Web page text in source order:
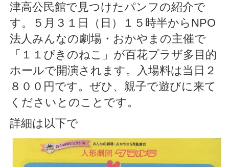
津高公民館で見つけたパンフの紹介で
す。５月３１日（日）１５時半からNPO
法人みんなの劇場・おかやまの主催で
「１１ぴきのねこ」が百花プラザ多目的
ホールで開演されます。入場料は当日２
８００円です。ぜひ、親子で遊びに来て
くださいとのことです。
詳細は以下で